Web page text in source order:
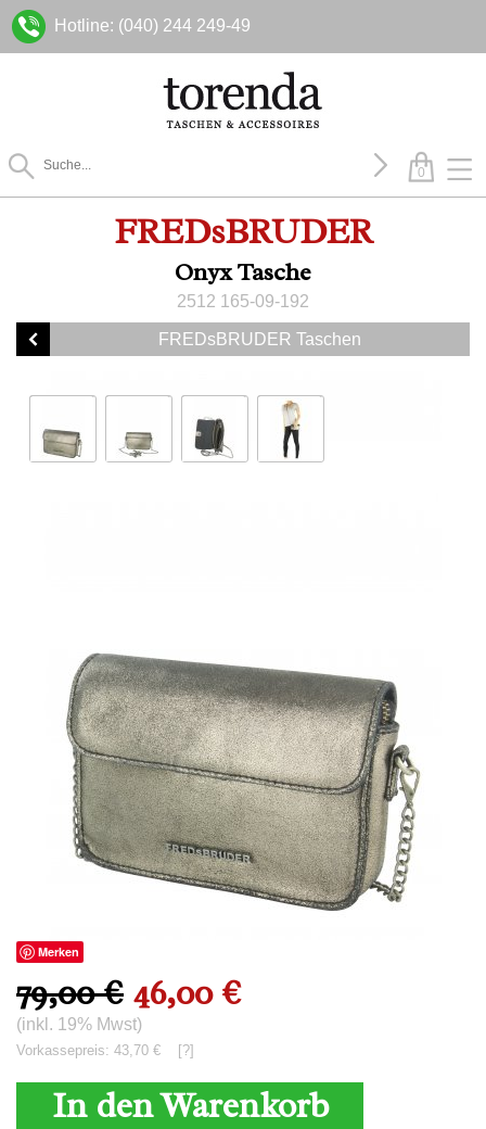
Hotline: (040) 244 249-49
0
FREDsBRUDER
Onyx Tasche
2512 165-09-192
FREDsBRUDER Taschen
Merken
79,00 € 46,00 €
(inkl. 19% Mwst)
Vorkassepreis: 43,70 € [?]
In den Warenkorb